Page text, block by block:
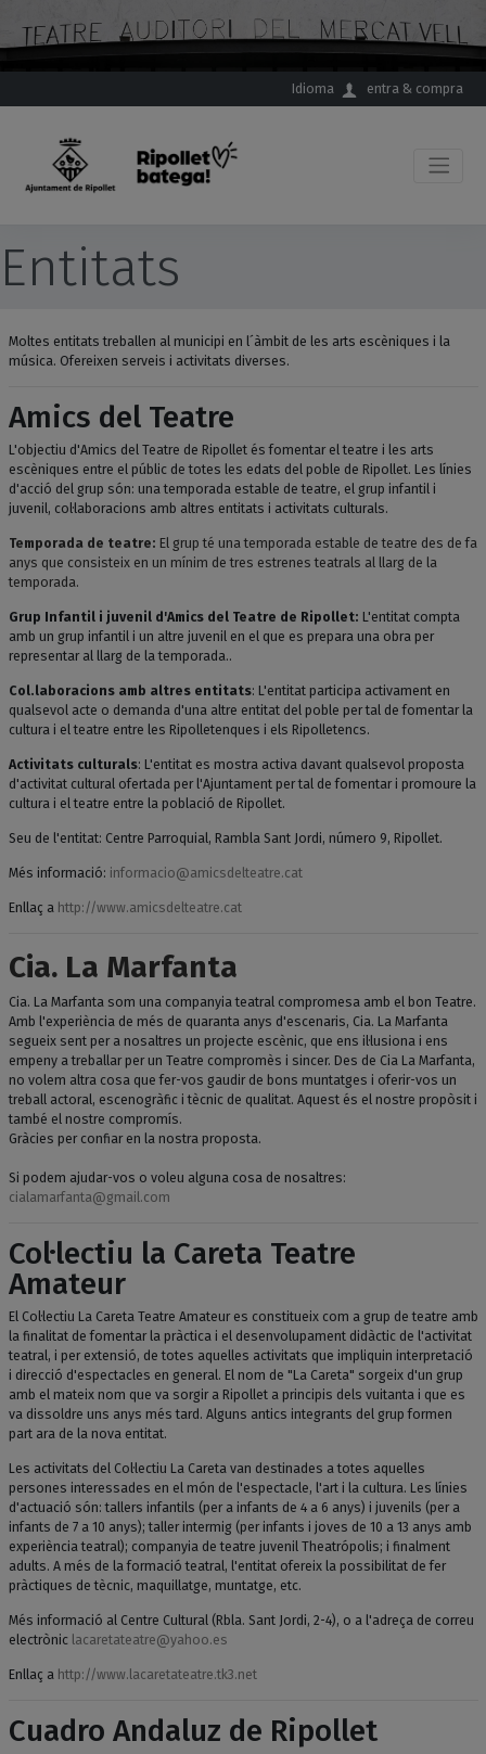
Idioma entra & compra
Entitats
Moltes entitats treballen al municipi en l´àmbit de les arts escèniques i la
música. Ofereixen serveis i activitats diverses.
Amics del Teatre
L'objectiu d'Amics del Teatre de Ripollet és fomentar el teatre i les arts
escèniques entre el públic de totes les edats del poble de Ripollet. Les línies
d'acció del grup són: una temporada estable de teatre, el grup infantil i
juvenil, col·laboracions amb altres entitats i activitats culturals.
Temporada de teatre: El grup té una temporada estable de teatre des de fa
anys que consisteix en un mínim de tres estrenes teatrals al llarg de la
temporada.
Grup Infantil i juvenil d'Amics del Teatre de Ripollet: L'entitat compta
amb un grup infantil i un altre juvenil en el que es prepara una obra per
representar al llarg de la temporada..
Col.laboracions amb altres entitats: L'entitat participa activament en
qualsevol acte o demanda d'una altre entitat del poble per tal de fomentar la
cultura i el teatre entre les Ripolletenques i els Ripolletencs.
Activitats culturals: L'entitat es mostra activa davant qualsevol proposta
d'activitat cultural ofertada per l'Ajuntament per tal de fomentar i promoure la
cultura i el teatre entre la població de Ripollet.
Seu de l'entitat: Centre Parroquial, Rambla Sant Jordi, número 9, Ripollet.
Més informació: informacio@amicsdelteatre.cat
Enllaç a http://www.amicsdelteatre.cat
Cia. La Marfanta
Cia. La Marfanta som una companyia teatral compromesa amb el bon Teatre.
Amb l'experiència de més de quaranta anys d'escenaris, Cia. La Marfanta
segueix sent per a nosaltres un projecte escènic, que ens il·lusiona i ens
empeny a treballar per un Teatre compromès i sincer. Des de Cia La Marfanta,
no volem altra cosa que fer-vos gaudir de bons muntatges i oferir-vos un
treball actoral, escenogràfic i tècnic de qualitat. Aquest és el nostre propòsit i
també el nostre compromís.
Gràcies per confiar en la nostra proposta.
Si podem ajudar-vos o voleu alguna cosa de nosaltres:
cialamarfanta@gmail.com
Col·lectiu la Careta Teatre
Amateur
El Col·lectiu La Careta Teatre Amateur es constitueix com a grup de teatre amb
la finalitat de fomentar la pràctica i el desenvolupament didàctic de l'activitat
teatral, i per extensió, de totes aquelles activitats que impliquin interpretació
i direcció d'espectacles en general. El nom de "La Careta" sorgeix d'un grup
amb el mateix nom que va sorgir a Ripollet a principis dels vuitanta i que es
va dissoldre uns anys més tard. Alguns antics integrants del grup formen
part ara de la nova entitat.
Les activitats del Col·lectiu La Careta van destinades a totes aquelles
persones interessades en el món de l'espectacle, l'art i la cultura. Les línies
d'actuació són: tallers infantils (per a infants de 4 a 6 anys) i juvenils (per a
infants de 7 a 10 anys); taller intermig (per infants i joves de 10 a 13 anys amb
experiència teatral); companyia de teatre juvenil Theatrópolis; i finalment
adults. A més de la formació teatral, l'entitat ofereix la possibilitat de fer
pràctiques de tècnic, maquillatge, muntatge, etc.
Més informació al Centre Cultural (Rbla. Sant Jordi, 2-4), o a l'adreça de correu
electrònic lacaretateatre@yahoo.es
Enllaç a http://www.lacaretateatre.tk3.net
Cuadro Andaluz de Ripollet